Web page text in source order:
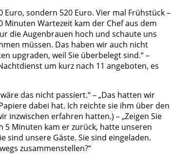
sondern 520 Euro. Vier mal Frühstück –
Wartezeit kam der Chef aus dem
die Augenbrauen hoch und schaute uns
müssen. Das haben wir auch nicht
upgraden, weil Sie überbelegt sind.“ –
um kurz nach 11 angeboten, es
das nicht passiert.“ – „Das hatten wir
dabei hat. Ich reichte sie ihm über den
inzwischen erfahren hatten.) – „Zeigen Sie
5 Minuten kam er zurück, hatte unseren
sind unsere Gäste. Sie sind eingeladen.
zusammenstellen?“